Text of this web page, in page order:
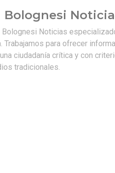
Bolognesi
Noticias
Trabajamos para ofrecer
ciudadanía crítica y con
tradicionales.